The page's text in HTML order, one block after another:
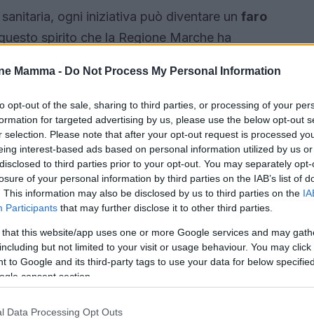
Mamma - Do Not Process My Personal Information
opt-out of the sale, sharing to third parties, or processing of your
for targeted advertising by us, please use the below opt-out
selection. Please note that after your opt-out request is processed
interest-based ads based on personal information utilized by us
to third parties prior to your opt-out. You may separately
of your personal information by third parties on the IAB’s list of
This information may also be disclosed by us to third parties on the
Participants that may further disclose it to other third parties.
that this website/app uses one or more Google services and may
but not limited to your visit or usage behaviour. You may
to Google and its third-party tags to use your data for below
consent section.
Data Processing Opt Outs
ogni iniziativa può diventare un faro
spirito che la Regione Marche ha
persone più fragili. Con un investimento
per il triennio 2025-2027, questo progetto
per il miglioramento dei servizi socio-
delle famiglie.